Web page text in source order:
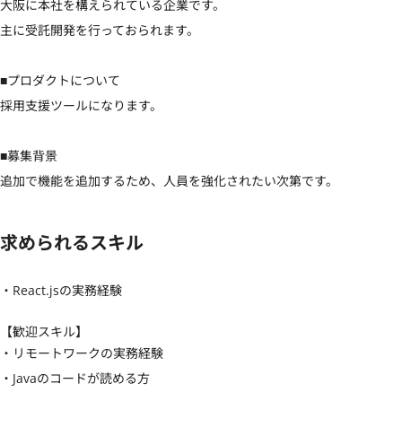
大阪に本社を構えられている企業です。
主に受託開発を行っておられます。
■プロダクトについて
採用支援ツールになります。
■募集背景
追加で機能を追加するため、人員を強化されたい次第です。
求められるスキル
・React.jsの実務経験
【歓迎スキル】
・リモートワークの実務経験
・Javaのコードが読める方